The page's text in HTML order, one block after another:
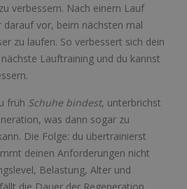
verbessern. Nach einem Lauf
darauf vor, beim nächsten mal
zu laufen. So verbessert sich dein
Lauftraining und du kannst
früh Schuhe bindest, unterbrichst
was dann sogar zu
Die Folge: du übertrainierst
deinen Anforderungen nicht
Belastung, Alter und
die Dauer der Regeneration